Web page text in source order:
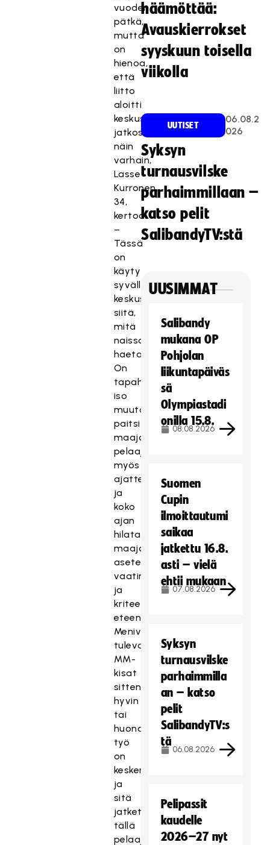
vuoden
pätkä,
mutta
on
hienoa,
että
liitto
aloitti
keskustelun
jatkosta
näin
varhain,
Lasse
Kurronen,
34,
kertoo.
–
Tässä
on
käyty
syvälliset
keskustelut
siitä,
mitä
naissalibandylta
haetaan.
On
tapahtunut
iso
muutos
paitsi
maajoukkueen
pelaajistossa
myös
ajattelussa,
ja
koko
ajan
hilataan
maajoukkuepelaajille
asetettavia
vaatimuksia
ja
kriteerejä
eteenpäin.
Menivät
tulevat
MM-
kisat
sitten
hyvin
tai
huonosti,
työ
on
kesken
ja
sitä
jatketaan
tällä
pelaajarungolla.
häämöttää:
Avauskierrokset
syyskuun toisella
viikolla
UUTISET
06.08.2
026
Syksyn
turnausvilske
parhaimmillaan –
katso pelit
SalibandyTV:stä
UUSIMMAT
Salibandy
mukana OP
Pohjolan
liikuntapäiväs
sä
Olympiastadi
onilla 15.8.
08.08.2026
Suomen
Cupin
ilmoittautumi
saikaa
jatkettu 16.8.
asti – vielä
ehtii mukaan
07.08.2026
Syksyn
turnausvilske
parhaimmilla
an – katso
pelit
SalibandyTV:s
tä
06.08.2026
Pelipassit
kaudelle
2026–27 nyt